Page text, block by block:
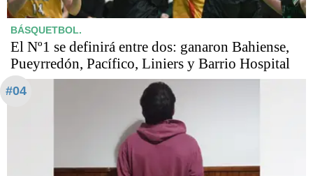
BÁSQUETBOL.
El Nº1 se definirá entre dos: ganaron Bahiense,
Pueyrredón, Pacífico, Liniers y Barrio Hospital
#04